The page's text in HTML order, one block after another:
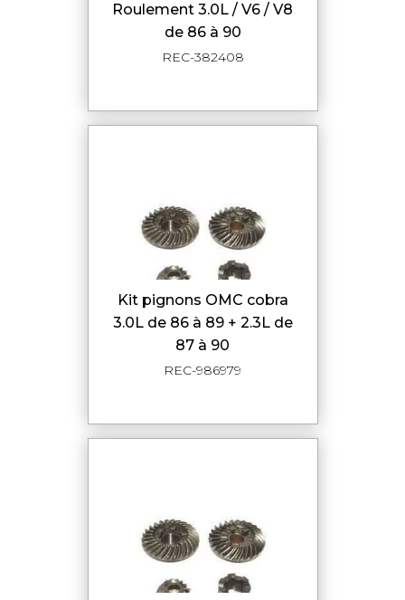
roulement 3.0L / V6 / V8
de 86 à 90
REC-382408
kit pignons OMC cobra
3.0L de 86 à 89 + 2.3L de
87 à 90
REC-986979